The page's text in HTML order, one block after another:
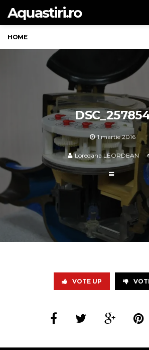
Aquastiri.ro
HOME
1 martie 2016
Loredana LEORDEAN
VOTE UP